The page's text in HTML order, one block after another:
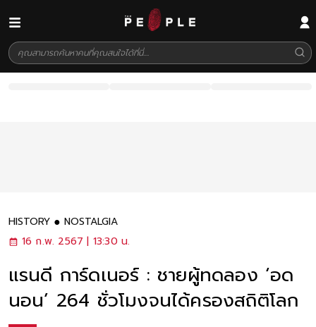
HISTORY
NOSTALGIA
16 ก.พ. 2567 | 13:30 น.
แรนดี การ์ดเนอร์ : ชายผู้ทดลอง ‘อด
นอน’ 264 ชั่วโมงจนได้ครองสถิติโลก